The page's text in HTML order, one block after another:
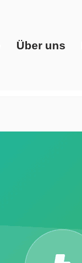
Über uns